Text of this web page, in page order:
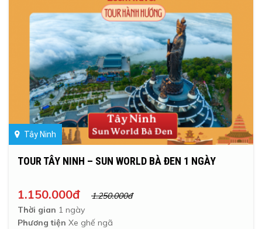
Tây Ninh
TOUR TÂY NINH – SUN WORLD BÀ ĐEN 1 NGÀY
1.150.000đ
1.250.000đ
Thời gian 1 ngày
Phương tiện Xe ghế ngã